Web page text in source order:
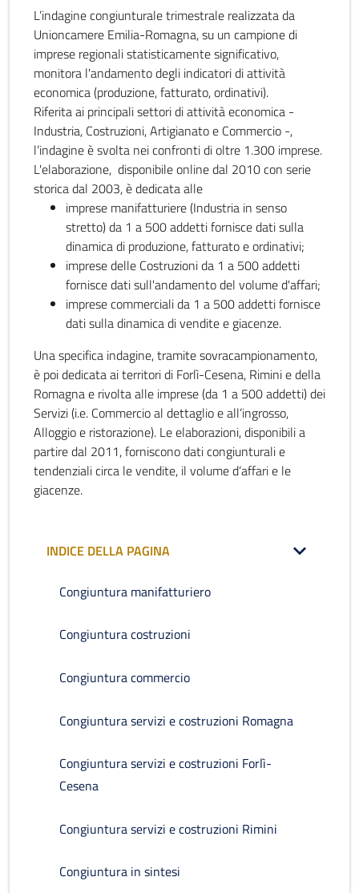
L’indagine congiunturale trimestrale realizzata da
Unioncamere Emilia-Romagna, su un campione di
imprese regionali statisticamente significativo,
monitora l'andamento degli indicatori di attività
economica (produzione, fatturato, ordinativi).
Riferita ai principali settori di attività economica -
Industria, Costruzioni, Artigianato e Commercio -,
l’indagine è svolta nei confronti di oltre 1.300 imprese.
L'elaborazione, disponibile online dal 2010 con serie
storica dal 2003, è dedicata alle
imprese manifatturiere (Industria in senso
stretto) da 1 a 500 addetti fornisce dati sulla
dinamica di produzione, fatturato e ordinativi;
imprese delle Costruzioni da 1 a 500 addetti
fornisce dati sull'andamento del volume d'affari;
imprese commerciali da 1 a 500 addetti fornisce
dati sulla dinamica di vendite e giacenze.
Una specifica indagine, tramite sovracampionamento,
è poi dedicata ai territori di Forlì-Cesena, Rimini e della
Romagna e rivolta alle imprese (da 1 a 500 addetti) dei
Servizi (i.e. Commercio al dettaglio e all’ingrosso,
Alloggio e ristorazione). Le elaborazioni, disponibili a
partire dal 2011, forniscono dati congiunturali e
tendenziali circa le vendite, il volume d’affari e le
giacenze.
INDICE DELLA PAGINA
Congiuntura manifatturiero
Congiuntura costruzioni
Congiuntura commercio
Congiuntura servizi e costruzioni Romagna
Congiuntura servizi e costruzioni Forlì-
Cesena
Congiuntura servizi e costruzioni Rimini
Congiuntura in sintesi